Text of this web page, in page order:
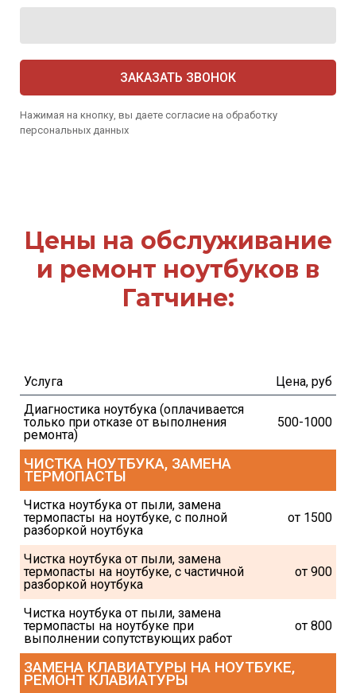
ЗАКАЗАТЬ ЗВОНОК
Нажимая на кнопку, вы даете согласие на обработку
персональных данных
Цены на обслуживание
и ремонт ноутбуков в
Гатчине:
Услуга
Цена, руб
Диагностика ноутбука (оплачивается
только при отказе от выполнения
ремонта)
500-1000
ЧИСТКА НОУТБУКА, ЗАМЕНА
ТЕРМОПАСТЫ
Чистка ноутбука от пыли, замена
термопасты на ноутбуке, с полной
разборкой ноутбука
от 1500
Чистка ноутбука от пыли, замена
термопасты на ноутбуке, с частичной
разборкой ноутбука
от 900
Чистка ноутбука от пыли, замена
термопасты на ноутбуке при
выполнении сопутствующих работ
от 800
ЗАМЕНА КЛАВИАТУРЫ НА НОУТБУКЕ,
РЕМОНТ КЛАВИАТУРЫ